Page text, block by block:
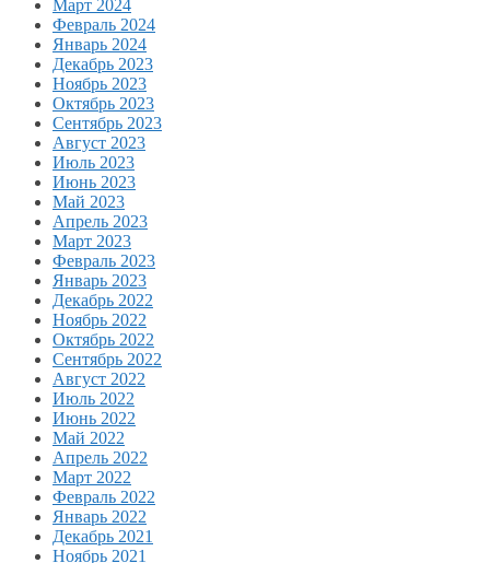
Март 2024
Февраль 2024
Январь 2024
Декабрь 2023
Ноябрь 2023
Октябрь 2023
Сентябрь 2023
Август 2023
Июль 2023
Июнь 2023
Май 2023
Апрель 2023
Март 2023
Февраль 2023
Январь 2023
Декабрь 2022
Ноябрь 2022
Октябрь 2022
Сентябрь 2022
Август 2022
Июль 2022
Июнь 2022
Май 2022
Апрель 2022
Март 2022
Февраль 2022
Январь 2022
Декабрь 2021
Ноябрь 2021